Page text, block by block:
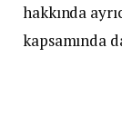
hakkında
kapsamında